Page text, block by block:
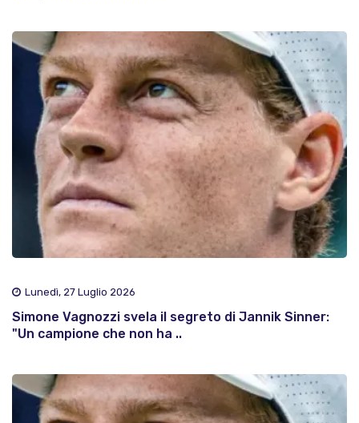
Lunedì, 27 Luglio 2026
Simone Vagnozzi svela il segreto di Jannik Sinner:
"Un campione che non ha ..